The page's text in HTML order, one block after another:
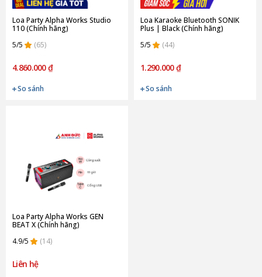
Loa Party Alpha Works Studio
110 (Chính hãng)
5/5
(65)
4.860.000 ₫
So sánh
Loa Karaoke Bluetooth SONIK
Plus | Black (Chính hãng)
5/5
(44)
1.290.000 ₫
So sánh
Loa Party Alpha Works GEN
BEAT X (Chính hãng)
4.9/5
(14)
Liên hệ